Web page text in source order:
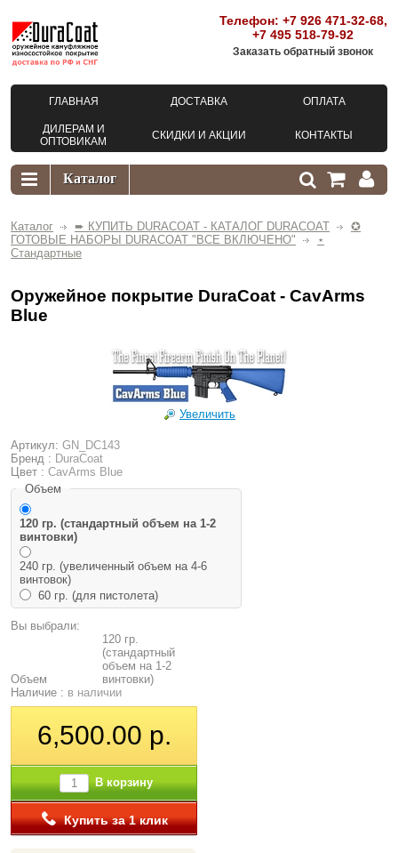
Телефон: +7 926 471-32-68,
+7 495 518-79-92
Заказать обратный звонок
ГЛАВНАЯ ДОСТАВКА ОПЛАТА
ДИЛЕРАМ И
ОПТОВИКАМ
СКИДКИ И АКЦИИ КОНТАКТЫ
Каталог ➨ КУПИТЬ DURACOAT - КАТАЛОГ DURACOAT
✪
ГОТОВЫЕ НАБОРЫ DURACOAT "ВСЕ ВКЛЮЧЕНО"
⋆
Стандартные
Оружейное покрытие DuraCoat - CavArms
Blue
Увеличить
Артикул: GN_DC143
Бренд : DuraCoat
Цвет : CavArms Blue
Объем
120 гр. (стандартный объем на 1-2
винтовки)
240 гр. (увеличенный объем на 4-6
винтовок)
60 гр. (для пистолета)
Вы выбрали:
Объем
120 гр.
(стандартный
объем на 1-2
винтовки)
Наличие : в наличии
6,500.00 р.
В корзину
Купить за 1 клик